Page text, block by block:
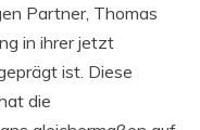
Partner, Thomas
in ihrer jetzt
ist. Diese
die